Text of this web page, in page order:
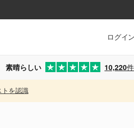
ログイン
素晴らしい 10,220
トを認識